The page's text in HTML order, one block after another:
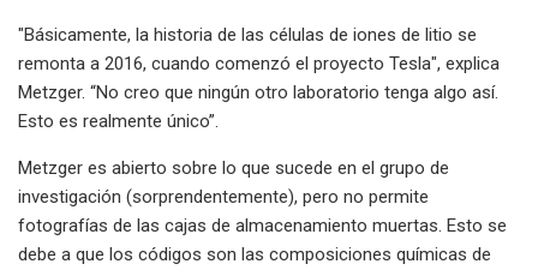
"Básicamente, la historia de las células de iones de litio se
remonta a 2016, cuando comenzó el proyecto Tesla", explica
Metzger. “No creo que ningún otro laboratorio tenga algo así.
Esto es realmente único”.
Metzger es abierto sobre lo que sucede en el grupo de
investigación (sorprendentemente), pero no permite
fotografías de las cajas de almacenamiento muertas. Esto se
debe a que los códigos son las composiciones químicas de